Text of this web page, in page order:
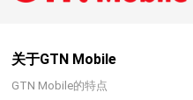
关于GTN Mobile
GTN Mobile的特点